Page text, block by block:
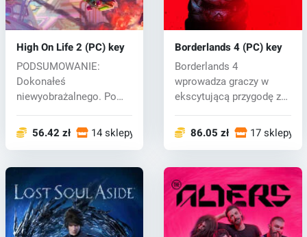
High On Life 2 (PC) key
PODSUMOWANIE:
Dokonałeś
niewyobrażalnego. Po
międzygalaktycznego k...
56.42 zł 14 sklepy
Borderlands 4 (PC) key
Borderlands 4
wprowadza graczy w
ekscytującą przygodę z
86.05 zł 17 sklepy